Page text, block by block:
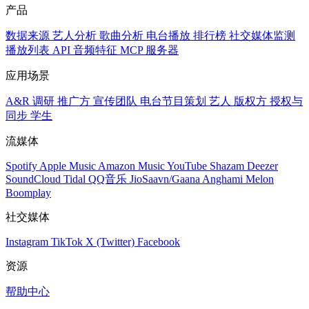
产品
数据来源 艺人分析 歌曲分析 电台播放 排行榜 社交媒体监测
播放列表 API 音频特征 MCP 服务器
应用场景
A&R 调研 推广方 宣传团队 电台节目策划 艺人 版权方 授权与
同步 学生
流媒体
Spotify Apple Music Amazon MusicYouTube Shazam Deezer
SoundCloud Tidal QQ音乐 JioSaavn/Gaana Anghami Melon
Boomplay
社交媒体
Instagram TikTok X (Twitter) Facebook
资源
帮助中心